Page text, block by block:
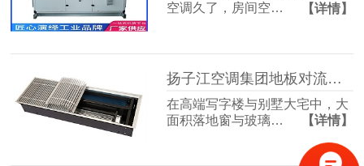
空调久了，房间空…
【详情】
扬子江空调集团地板对流器：破解冬冷夏热难题，打造四季如春的舒适空间
在高端写字楼与别墅大宅中，大
面积落地窗与玻璃…
【详情】